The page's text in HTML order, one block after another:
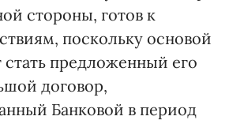
стороны, готов к
поскольку основой
предложенный его
договор,
Банковой в период